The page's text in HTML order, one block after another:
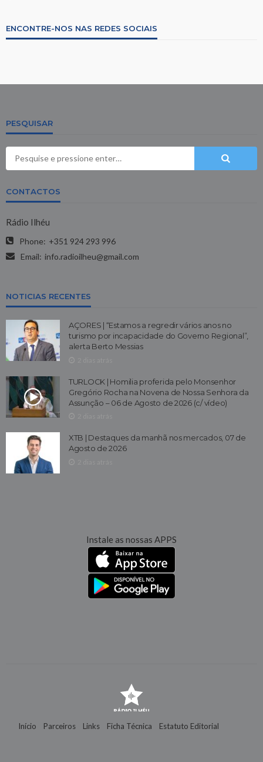
ENCONTRE-NOS NAS REDES SOCIAIS
PESQUISAR
CONTACTOS
Rádio Ilhéu
Phone: +351 924 293 996
Email: info.radioilheu@gmail.com
NOTICIAS RECENTES
AÇORES | “Estamos a regredir vários anos no
turismo por incapacidade do Governo Regional”,
alerta Berto Messias
TURLOCK | Homilia proferida pelo Monsenhor
Gregório Rocha na Novena de Nossa Senhora da
Assunção – 06 de Agosto de 2026 (c/ vídeo)
XTB | Destaques da manhã nos mercados, 07 de
Agosto de 2026
Instale as nossas APPS
Início Parceiros Links Ficha Técnica Estatuto Editorial